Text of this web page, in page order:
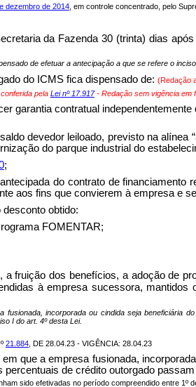
dezembro de 2014, em controle concentrado, pelo
da Fazenda 30 (trinta) dias
de efetuar a antecipação a que se refere o
do ICMS fica dispensado de: (Redação
pela Lei nº 17.917- Redação sem vigência em
garantia contratual
devedor leiloado, previsto na alínea
do parque industrial do
;
do contrato de
aos fins que convierem à empresa e
obtido:
FOMENTAR;
fruição dos benefícios, a adoção de
à empresa sucessora,
incorporada ou cindida seja beneficiária
I do art. 4º desta Lei.
21.884, DE 28.04.23 - VIGÊNCIA: 28.04.23
que a empresa fusionada,
de crédito outorgado
sido efetivadas no período compreendido entre 1º